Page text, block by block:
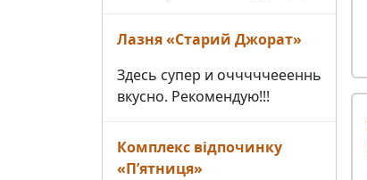
Лазня «Старий Джорат»
Здесь супер и очччччеееннь
вкусно. Рекомендую!!!
Комплекс відпочинку
«Пʼятниця»